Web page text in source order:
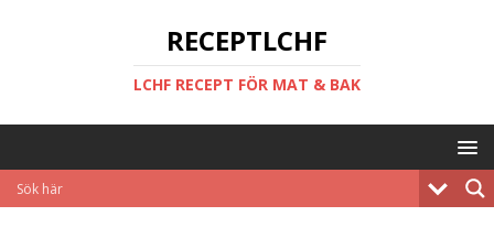
RECEPTLCHF
LCHF RECEPT FÖR MAT & BAK